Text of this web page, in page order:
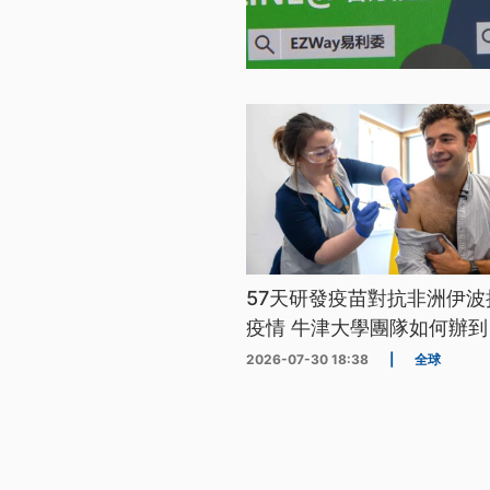
57天研發疫苗對抗非洲伊
疫情 牛津大學團隊如何辦
2026-07-30 18:38 全球